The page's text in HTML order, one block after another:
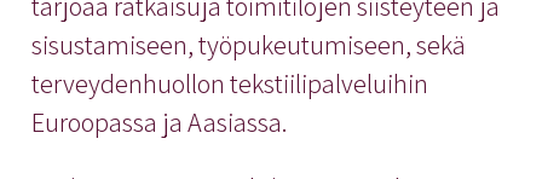
sisustamiseen, työpukeutumiseen, sekä
terveydenhuollon tekstiilipalveluihin
Euroopassa ja Aasiassa.